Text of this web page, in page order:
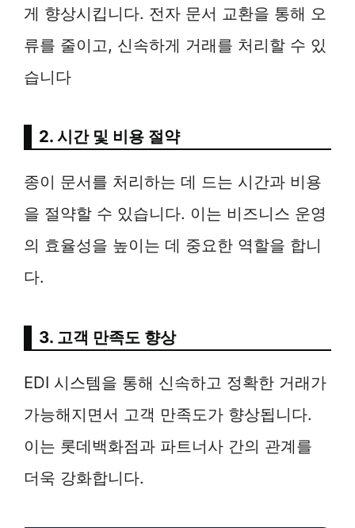
게 향상시킵니다. 전자 문서 교환을 통해 오
류를 줄이고, 신속하게 거래를 처리할 수 있
습니다
2. 시간 및 비용 절약
종이 문서를 처리하는 데 드는 시간과 비용
을 절약할 수 있습니다. 이는 비즈니스 운영
의 효율성을 높이는 데 중요한 역할을 합니
다.
3. 고객 만족도 향상
EDI 시스템을 통해 신속하고 정확한 거래가
가능해지면서 고객 만족도가 향상됩니다.
이는 롯데백화점과 파트너사 간의 관계를
더욱 강화합니다.